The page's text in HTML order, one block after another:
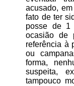
acusado,
fato de ter
posse de 1
ocasião de
referência à
ou
forma,
suspeita,
tampouco